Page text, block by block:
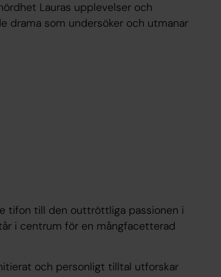
Lauras upplevelser och
drama som undersöker och utmanar
tifon till den outtröttliga passionen i
i centrum för en mångfacetterad
och personligt tilltal utforskar